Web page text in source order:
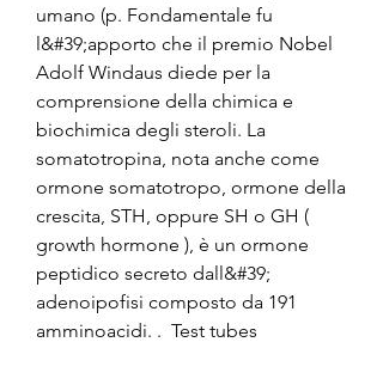
umano (p. Fondamentale fu
l&#39;apporto che il premio Nobel
Adolf Windaus diede per la
comprensione della chimica e
biochimica degli steroli. La
somatotropina, nota anche come
ormone somatotropo, ormone della
crescita, STH, oppure SH o GH (
growth hormone ), è un ormone
peptidico secreto dall&#39;
adenoipofisi composto da 191
amminoacidi. .  Test tubes